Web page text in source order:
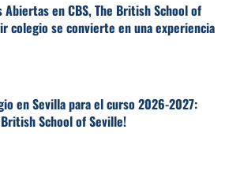
Abiertas en CBS, The British School of
colegio se convierte en una experiencia
en Sevilla para el curso 2026-2027:
British School of Seville!